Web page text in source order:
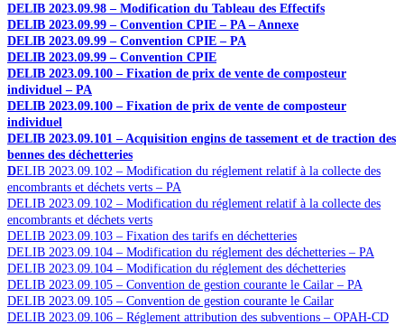
DELIB 2023.09.98 – Modification du Tableau des Effectifs
DELIB 2023.09.99 – Convention CPIE – PA – Annexe
DELIB 2023.09.99 – Convention CPIE – PA
DELIB 2023.09.99 – Convention CPIE
DELIB 2023.09.100 – Fixation de prix de vente de composteur
individuel – PA
DELIB 2023.09.100 – Fixation de prix de vente de composteur
individuel
DELIB 2023.09.101 – Acquisition engins de tassement et de traction des
bennes des déchetteries
DELIB 2023.09.102 – Modification du réglement relatif à la collecte des
encombrants et déchets verts – PA
DELIB 2023.09.102 – Modification du réglement relatif à la collecte des
encombrants et déchets verts
DELIB 2023.09.103 – Fixation des tarifs en déchetteries
DELIB 2023.09.104 – Modification du réglement des déchetteries – PA
DELIB 2023.09.104 – Modification du réglement des déchetteries
DELIB 2023.09.105 – Convention de gestion courante le Cailar – PA
DELIB 2023.09.105 – Convention de gestion courante le Cailar
DELIB 2023.09.106 – Réglement attribution des subventions – OPAH-CD